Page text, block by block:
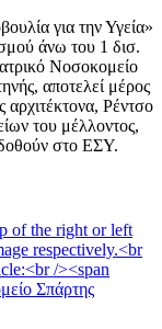
για την Υγεία»
άνω του 1 δισ.
Νοσοκομείο
αποτελεί μέρος
αρχιτέκτονα, Ρέντσο
του μέλλοντος,
στο ΕΣΥ.